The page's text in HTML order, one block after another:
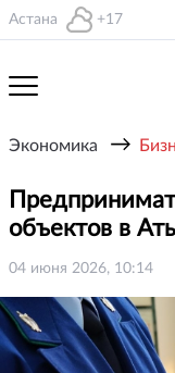
Астана +17
Экономика →
объектов в
04 июня 2026, 10:14